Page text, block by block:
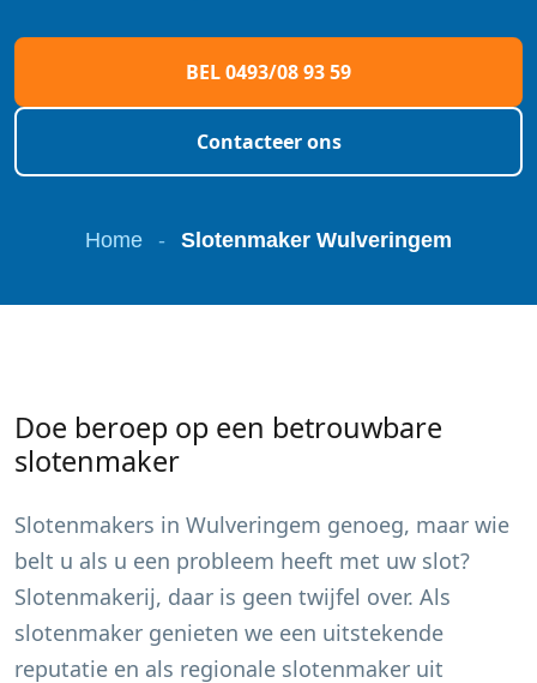
BEL 0493/08 93 59
Contacteer ons
Home - Slotenmaker Wulveringem
Doe beroep op een betrouwbare
slotenmaker
Slotenmakers in Wulveringem genoeg, maar wie
belt u als u een probleem heeft met uw slot?
Slotenmakerij, daar is geen twijfel over. Als
slotenmaker genieten we een uitstekende
reputatie en als regionale slotenmaker uit